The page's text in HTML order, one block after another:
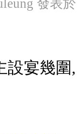
發表
設宴幾圍